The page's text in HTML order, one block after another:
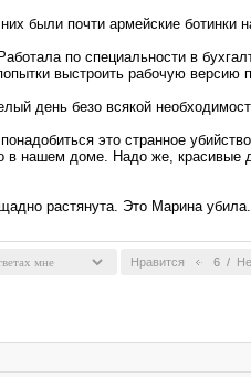
были почти армейские ботинки
по специальности в
выстроить рабочую версию
день безо всякой
это странное
в нашем доме. Надо же, красивые
растянута. Это Марина
Нравится 6 /